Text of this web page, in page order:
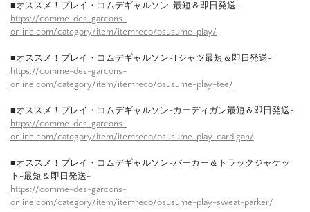
■オススメ！プレイ・コムデギャルソン-最短＆即日発送-
https://comme-des-garcons-
online.com/category/item/itemreco/osusume-play/
■オススメ！プレイ・コムデギャルソン-Tシャツ最短＆即日発送-
https://comme-des-garcons-
online.com/category/item/itemreco/osusume-play-tee/
■オススメ！プレイ・コムデギャルソン-カーディガン最短＆即日発送-
https://comme-des-garcons-
online.com/category/item/itemreco/osusume-play-cardigan/
■オススメ！プレイ・コムデギャルソン-パーカー＆トラックジャケッ
ト-最短＆即日発送-
https://comme-des-garcons-
online.com/category/item/itemreco/osusume-play-sweat-parker/